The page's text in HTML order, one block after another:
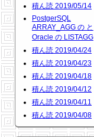
積ん読 2019/05/14
PostgerSQL
ARRAY_AGG の と
Oracle の LISTAGG
積ん読 2019/04/24
積ん読 2019/04/23
積ん読 2019/04/18
積ん読 2019/04/12
積ん読 2019/04/11
積ん読 2019/04/08